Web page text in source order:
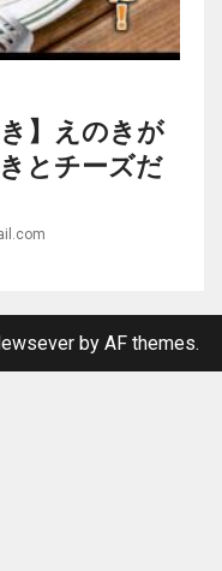
】えのきが
とチーズだ
by AF themes.